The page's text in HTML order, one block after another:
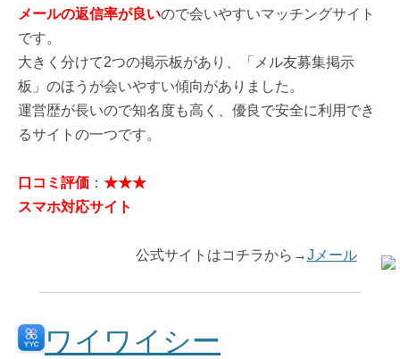
メールの返信率が良いので会いやすいマッチングサイト
です。
大きく分けて2つの掲示板があり、「メル友募集掲示
板」のほうが会いやすい傾向がありました。
運営歴が長いので知名度も高く、優良で安全に利用でき
るサイトの一つです。
口コミ評価 ： ★★★
スマホ対応サイト
公式サイトはコチラから→Jメール
ワイワイシー